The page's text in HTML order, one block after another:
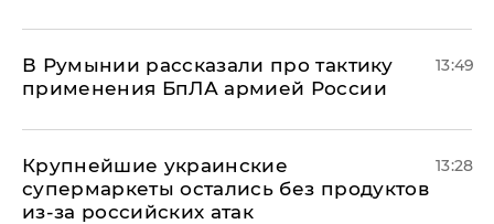
В Румынии рассказали про тактику
применения БпЛА армией России
13:49
Крупнейшие украинские
супермаркеты остались без продуктов
из-за российских атак
13:28